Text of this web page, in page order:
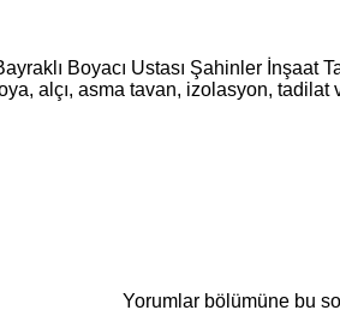
Boyacı Ustası Şahinler İnşaat
alçı, asma tavan, izolasyon,
Yorumlar bölümüne bu